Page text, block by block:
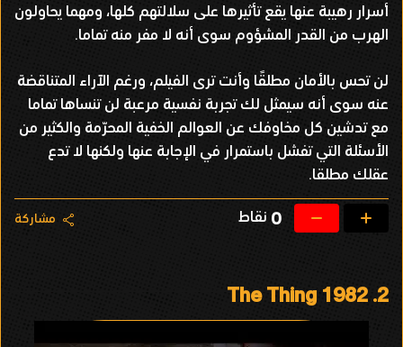
أسرار رهيبة عنها يقع تأثيرها على سلالتهم كلها، ومهما يحاولون
الهرب من القدر المشؤوم سوى أنه لا مفر منه تماما.
لن تحس بالأمان مطلقًا وأنت ترى الفيلم، ورغم الآراء المتناقضة
عنه سوى أنه سيمثل لك تجربة نفسية مرعبة لن تنساها تماما
مع تدشين كل مخاوفك عن العوالم الخفية المحرّمة والكثير من
الأسئلة التي تفشل باستمرار في الإجابة عنها ولكنها لا تدع
عقلك مطلقا.
0 نقاط مشاركة
2.
The Thing 1982